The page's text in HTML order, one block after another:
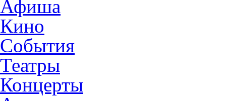
Афиша
Кино
События
Театры
Концерты